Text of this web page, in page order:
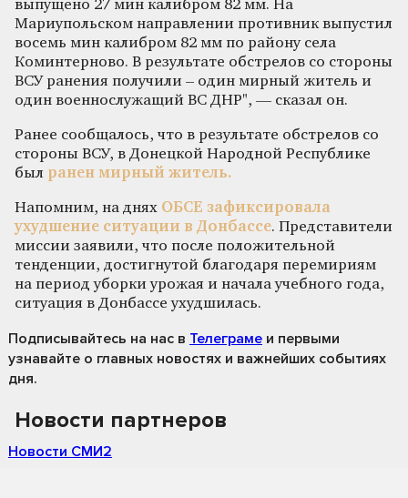
выпущено 27 мин калибром 82 мм. На
Мариупольском направлении противник выпустил
восемь мин калибром 82 мм по району села
Коминтерново. В результате обстрелов со стороны
ВСУ ранения получили – один мирный житель и
один военнослужащий ВС ДНР", — сказал он.
Ранее сообщалось, что в результате обстрелов со
стороны ВСУ, в Донецкой Народной Республике
был ранен мирный житель.
Напомним, на днях ОБСЕ зафиксировала
ухудшение ситуации в Донбассе. Представители
миссии заявили, что после положительной
тенденции, достигнутой благодаря перемириям
на период уборки урожая и начала учебного года,
ситуация в Донбассе ухудшилась.
Подписывайтесь на нас в Телеграме и первыми
узнавайте о главных новостях и важнейших событиях
дня.
Новости партнеров
Новости СМИ2